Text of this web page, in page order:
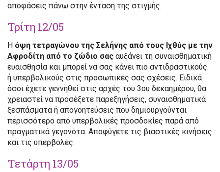
αποφάσεις πάνω στην ένταση της στιγμής.
Τρίτη 12/05
Η όψη τετραγώνου της Σελήνης από τους Ιχθύς με την
Αφροδίτη από το ζώδιο σας αυξάνει τη συναισθηματική
ευαισθησία και μπορεί να σας κάνει πιο αντιδραστικούς
ή υπερβολικούς στις προσωπικές σας σχέσεις. Ειδικά
όσοι έχετε γεννηθεί στις αρχές του 3ου δεκαημέρου, θα
χρειαστεί να προσέξετε παρεξηγήσεις, συναισθηματικά
ξεσπάσματα ή απογοητεύσεις που δημιουργούνται
περισσότερο από υπερβολικές προσδοκίες παρά από
πραγματικά γεγονότα. Αποφύγετε τις βιαστικές κινήσεις
και τις υπερβολές.
Τετάρτη 13/05